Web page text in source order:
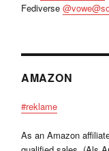
Fediverse
AMAZON
#reklame
As an Amazon